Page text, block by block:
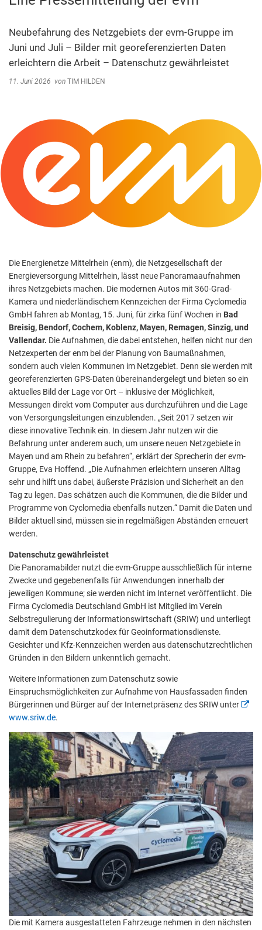
Steuern, Gebühren, Beiträge
Schiedsamt
Wirtschaft und Tourismus
Kita-Sozialarbeit
Neubefahrung des Netzgebiets der evm-Gruppe im
Juni und Juli – Bilder mit georeferenzierten Daten
erleichtern die Arbeit – Datenschutz gewährleistet
11. Juni 2026 von TIM HILDEN
Die Energienetze Mittelrhein (enm), die Netzgesellschaft der
Energieversorgung Mittelrhein, lässt neue Panoramaaufnahmen
ihres Netzgebiets machen. Die modernen Autos mit 360-Grad-
Kamera und niederländischem Kennzeichen der Firma Cyclomedia
GmbH fahren ab Montag, 15. Juni, für zirka fünf Wochen in Bad
Breisig, Bendorf, Cochem, Koblenz, Mayen, Remagen, Sinzig, und
Vallendar. Die Aufnahmen, die dabei entstehen, helfen nicht nur den
Netzexperten der enm bei der Planung von Baumaßnahmen,
sondern auch vielen Kommunen im Netzgebiet. Denn sie werden mit
georeferenzierten GPS-Daten übereinandergelegt und bieten so ein
aktuelles Bild der Lage vor Ort – inklusive der Möglichkeit,
Messungen direkt vom Computer aus durchzuführen und die Lage
von Versorgungsleitungen einzublenden. „Seit 2017 setzen wir
diese innovative Technik ein. In diesem Jahr nutzen wir die
Befahrung unter anderem auch, um unsere neuen Netzgebiete in
Mayen und am Rhein zu befahren“, erklärt der Sprecherin der evm-
Gruppe, Eva Hoffend. „Die Aufnahmen erleichtern unseren Alltag
sehr und hilft uns dabei, äußerste Präzision und Sicherheit an den
Tag zu legen. Das schätzen auch die Kommunen, die die Bilder und
Programme von Cyclomedia ebenfalls nutzen.“ Damit die Daten und
Bilder aktuell sind, müssen sie in regelmäßigen Abständen erneuert
werden.
Datenschutz gewährleistet
Die Panoramabilder nutzt die evm-Gruppe ausschließlich für interne
Zwecke und gegebenenfalls für Anwendungen innerhalb der
jeweiligen Kommune; sie werden nicht im Internet veröffentlicht. Die
Firma Cyclomedia Deutschland GmbH ist Mitglied im Verein
Selbstregulierung der Informationswirtschaft (SRIW) und unterliegt
damit dem Datenschutzkodex für Geoinformationsdienste.
Gesichter und Kfz-Kennzeichen werden aus datenschutzrechtlichen
Gründen in den Bildern unkenntlich gemacht.
Weitere Informationen zum Datenschutz sowie
Einspruchsmöglichkeiten zur Aufnahme von Hausfassaden finden
Bürgerinnen und Bürger auf der Internetpräsenz des SRIW unter
www.sriw.de.
Die mit Kamera ausgestatteten Fahrzeuge nehmen in den nächsten